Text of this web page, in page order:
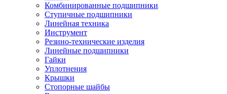
Комбинированные подшипники
Ступичные подшипники
Линейная техника
Инструмент
Резино-технические изделия
Линейные подшипники
Гайки
Уплотнения
Крышки
Стопорные шайбы